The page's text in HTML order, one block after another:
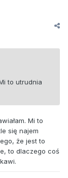
to utrudnia
Mi to
się najem
że jest to
to dlaczego coś